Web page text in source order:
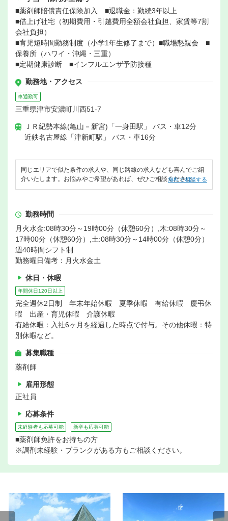
■薬剤師賠償責任保険加入 ■退職金：勤続3年以上
■借上げ社宅（初期費用・引越費用全額会社負担、家賃等7割
会社負担）
■育児短時間勤務制度（小学1年生修了まで）■職場懇親会 ■
保養所（ハワイ・沖縄・三重）
■定期健康診断 ■インフルエンザ予防接種
勤務地・アクセス
車通勤可
三重県津市安濃町川西51-7
ＪＲ紀勢本線(亀山－新宮)「一身田駅」 バス・車12分
近鉄名古屋線「津新町駅」 バス・車16分
同じエリアで似た条件の求人や、同じ路線の求人なども喜んでご紹
介いたします。お悩みやご希望があれば、ぜひご相談ください。
無料で相談する
勤務時間
月火水金:08時30分～19時00分（休憩60分）,木:08時30分～
17時00分（休憩60分）,土:08時30分～14時00分（休憩0分）
週40時間シフト制
勤務曜日備考：月火水金土
休日・休暇
年間休日120日以上
完全週休2日制 年末年始休暇 夏季休暇 有給休暇 慶弔休
暇 出産・育児休暇 介護休暇
有給休暇：入社6ヶ月を経過した時点で付与。その他休暇：特
別休暇など。
募集職種
薬剤師
雇用形態
正社員
応募条件
未経験者も応募可能 新卒も応募可能
■薬剤師免許をお持ちの方
※調剤未経験・ブランクがある方もご相談ください。